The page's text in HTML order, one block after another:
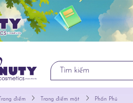
Trang điểm Trang điểm mặt Phấn Phủ